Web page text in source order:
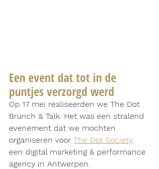
Een event dat tot in de
puntjes verzorgd werd
Op 17 mei realiseerden we The Dot
Brunch & Talk. Het was een stralend
evenement dat we mochten
organiseren voor The Dot Society,
een digital marketing & performance
agency in Antwerpen.